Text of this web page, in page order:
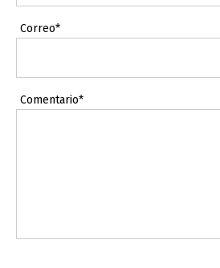
Correo*
Comentario*